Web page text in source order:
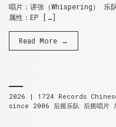
唱片：讲张（Whispering） 乐
属性：EP […]
Read More →
2026 | 1724 Records
since 2006
后摇乐队 后摇唱片